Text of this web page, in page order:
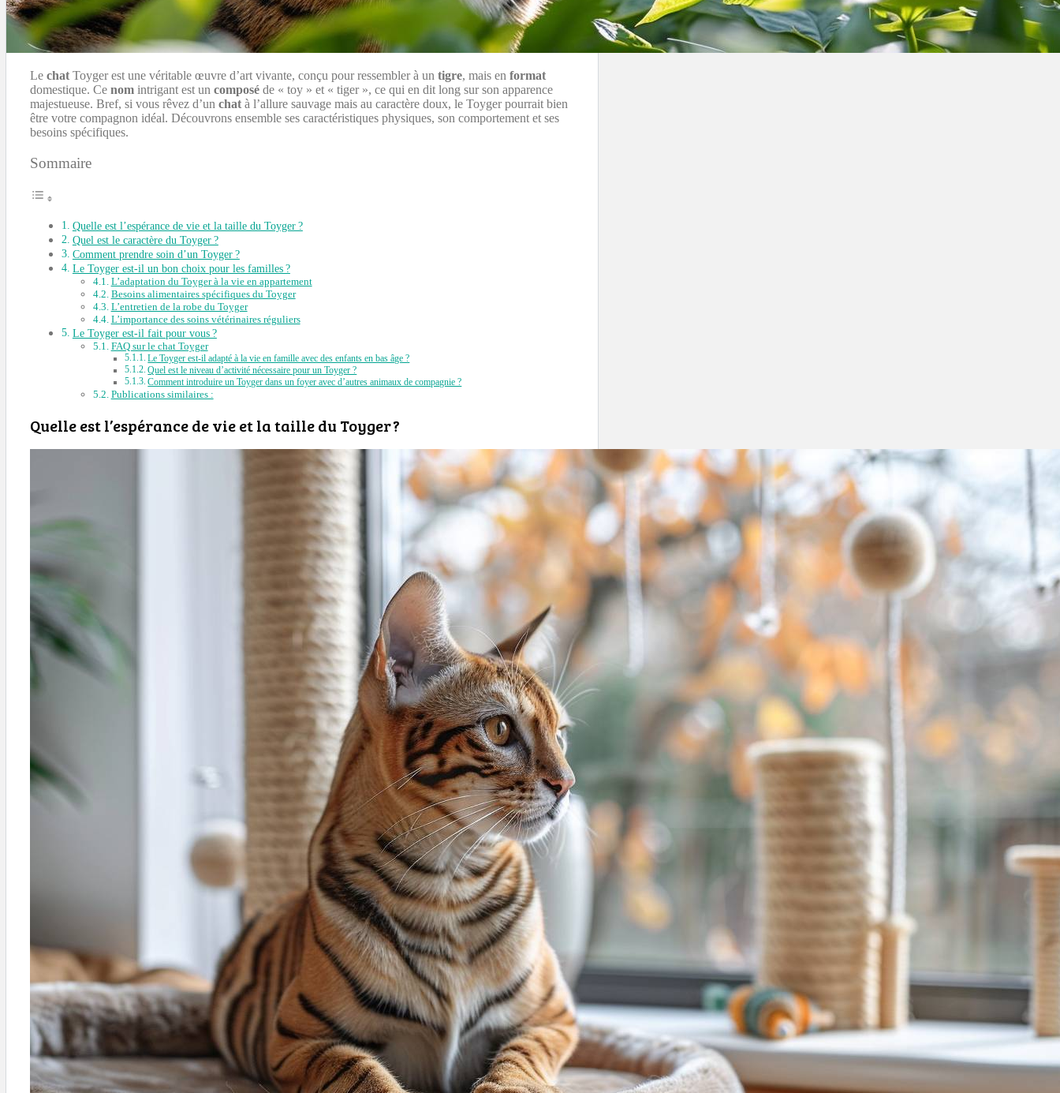
Le chat Toyger est une véritable œuvre d’art vivante, conçu pour ressembler à un tigre, mais en format
domestique. Ce nom intrigant est un composé de « toy » et « tiger », ce qui en dit long sur son apparence
majestueuse. Bref, si vous rêvez d’un chat à l’allure sauvage mais au caractère doux, le Toyger pourrait bien
être votre compagnon idéal. Découvrons ensemble ses caractéristiques physiques, son comportement et ses
besoins spécifiques.
Sommaire
Quelle est l’espérance de vie et la taille du Toyger ?
Quel est le caractère du Toyger ?
Comment prendre soin d’un Toyger ?
Le Toyger est-il un bon choix pour les familles ?
L’adaptation du Toyger à la vie en appartement
Besoins alimentaires spécifiques du Toyger
L’entretien de la robe du Toyger
L’importance des soins vétérinaires réguliers
Le Toyger est-il fait pour vous ?
FAQ sur le chat Toyger
Le Toyger est-il adapté à la vie en famille avec des enfants en bas âge ?
Quel est le niveau d’activité nécessaire pour un Toyger ?
Comment introduire un Toyger dans un foyer avec d’autres animaux de compagnie ?
Publications similaires :
Quelle est l’espérance de vie et la taille du Toyger ?